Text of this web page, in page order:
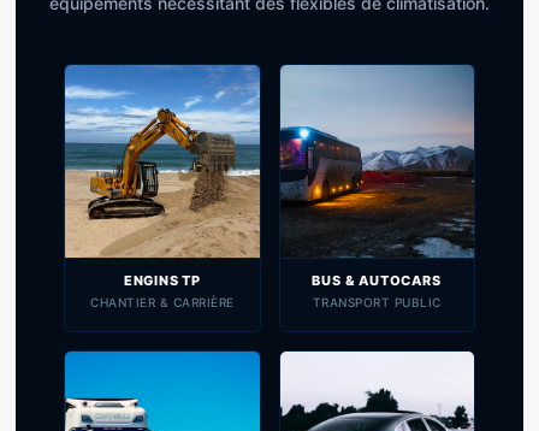
ENGINS TP
CHANTIER & CARRIÈRE
BUS & AUTOCARS
TRANSPORT PUBLIC